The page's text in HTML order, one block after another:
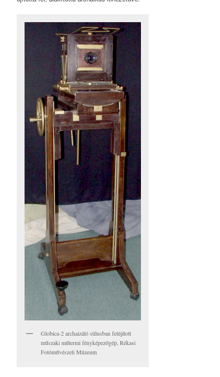
Globica-2 archaizáló stílusban felújított
műszaki műtermi fényképezőgép, Rékasi
Fotóművészeti Múzeum